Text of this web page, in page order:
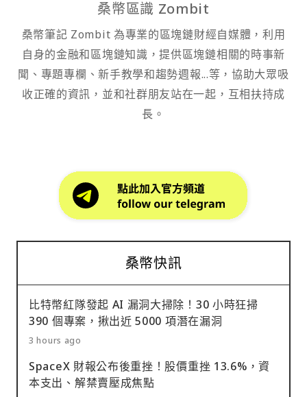
桑幣區識 Zombit
桑幣筆記 Zombit 為專業的區塊鏈財經自媒體，利用
自身的金融和區塊鏈知識，提供區塊鏈相關的時事新
聞、專題專欄、新手教學和趨勢週報...等，協助大眾吸
收正確的資訊，並和社群朋友站在一起，互相扶持成
長。
桑幣快訊
比特幣紅隊發起 AI 漏洞大掃除！30 小時狂掃
390 個專案，揪出近 5000 項潛在漏洞
3 hours ago
SpaceX 財報公布後重挫！股價重挫 13.6%，資
本支出、解禁賣壓成焦點